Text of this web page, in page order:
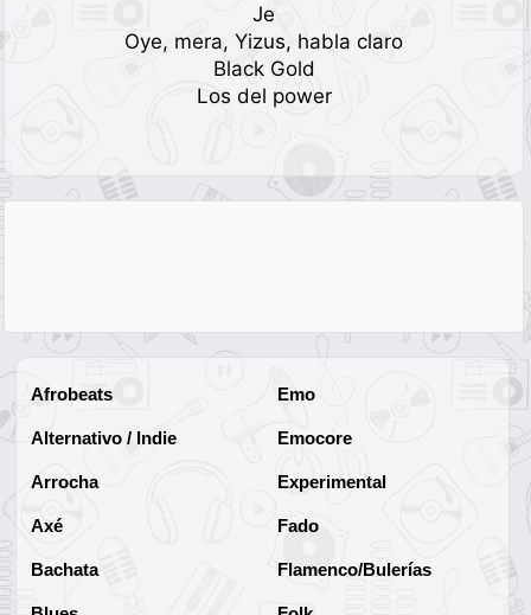
Je
Oye, mera, Yizus, habla claro
Black Gold
Los del power
Afrobeats
Alternativo / Indie
Arrocha
Axé
Bachata
Emo
Emocore
Experimental
Fado
Flamenco/Bulerías